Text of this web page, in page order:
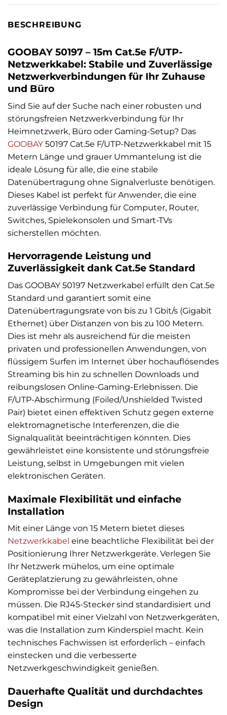
BESCHREIBUNG
GOOBAY 50197 – 15m Cat.5e F/UTP-
Netzwerkkabel: Stabile und Zuverlässige
Netzwerkverbindungen für Ihr Zuhause
und Büro
Sind Sie auf der Suche nach einer robusten und
störungsfreien Netzwerkverbindung für Ihr
Heimnetzwerk, Büro oder Gaming-Setup? Das
GOOBAY 50197 Cat.5e F/UTP-Netzwerkkabel mit 15
Metern Länge und grauer Ummantelung ist die
ideale Lösung für alle, die eine stabile
Datenübertragung ohne Signalverluste benötigen.
Dieses Kabel ist perfekt für Anwender, die eine
zuverlässige Verbindung für Computer, Router,
Switches, Spielekonsolen und Smart-TVs
sicherstellen möchten.
Hervorragende Leistung und
Zuverlässigkeit dank Cat.5e Standard
Das GOOBAY 50197 Netzwerkabel erfüllt den Cat.5e
Standard und garantiert somit eine
Datenübertragungsrate von bis zu 1 Gbit/s (Gigabit
Ethernet) über Distanzen von bis zu 100 Metern.
Dies ist mehr als ausreichend für die meisten
privaten und professionellen Anwendungen, von
flüssigem Surfen im Internet über hochauflösendes
Streaming bis hin zu schnellen Downloads und
reibungslosen Online-Gaming-Erlebnissen. Die
F/UTP-Abschirmung (Foiled/Unshielded Twisted
Pair) bietet einen effektiven Schutz gegen externe
elektromagnetische Interferenzen, die die
Signalqualität beeinträchtigen könnten. Dies
gewährleistet eine konsistente und störungsfreie
Leistung, selbst in Umgebungen mit vielen
elektronischen Geräten.
Maximale Flexibilität und einfache
Installation
Mit einer Länge von 15 Metern bietet dieses
Netzwerkkabel eine beachtliche Flexibilität bei der
Positionierung Ihrer Netzwerkgeräte. Verlegen Sie
Ihr Netzwerk mühelos, um eine optimale
Geräteplatzierung zu gewährleisten, ohne
Kompromisse bei der Verbindung eingehen zu
müssen. Die RJ45-Stecker sind standardisiert und
kompatibel mit einer Vielzahl von Netzwerkgeräten,
was die Installation zum Kinderspiel macht. Kein
technisches Fachwissen ist erforderlich – einfach
einstecken und die verbesserte
Netzwerkgeschwindigkeit genießen.
Dauerhafte Qualität und durchdachtes
Design